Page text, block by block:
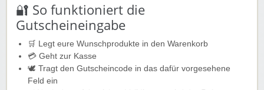
🔐 So funktioniert die
Gutscheineingabe
🛒 Legt eure Wunschprodukte in den Warenkorb
💳 Geht zur Kasse
🕊️ Tragt den Gutscheincode in das dafür vorgesehene
Feld ein